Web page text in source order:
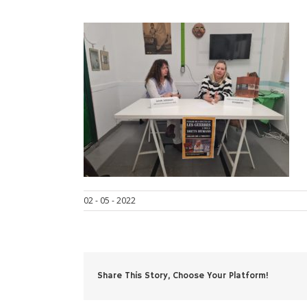
02 - 05 - 2022
Share This Story, Choose Your Platform!